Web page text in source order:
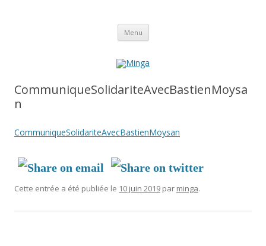
Menu Aller
contenu
CommuniqueSolidariteAvecBastienMoysa
n
CommuniqueSolidariteAvecBastienMoysan
Cette entrée a été publiée le 10 juin 2019 par minga.